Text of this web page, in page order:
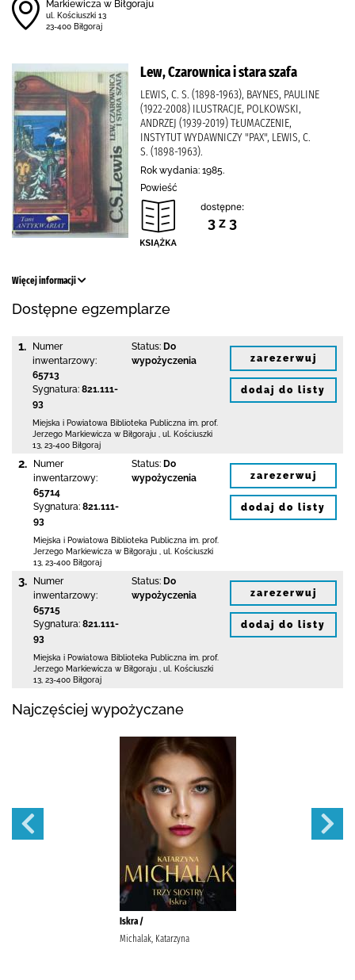
Markiewicza w Biłgoraju
ul. Kościuszki 13
23-400 Biłgoraj
Lew, Czarownica i stara szafa
LEWIS, C. S. (1898-1963), BAYNES, PAULINE
(1922-2008) ILUSTRACJE, POLKOWSKI,
ANDRZEJ (1939-2019) TŁUMACZENIE,
INSTYTUT WYDAWNICZY "PAX", LEWIS, C.
S. (1898-1963).
Rok wydania: 1985.
Powieść
dostępne:
3 z 3
Więcej informacji
Dostępne egzemplarze
1.
Numer
inwentarzowy:
65713
Sygnatura: 821.111-
93
Status: Do
wypożyczenia
Miejska i Powiatowa Biblioteka Publiczna im. prof.
Jerzego Markiewicza w Biłgoraju
ul. Kościuszki
13 23-400 Biłgoraj
zarezerwuj
dodaj do listy
2.
Numer
inwentarzowy:
65714
Sygnatura: 821.111-
93
Status: Do
wypożyczenia
Miejska i Powiatowa Biblioteka Publiczna im. prof.
Jerzego Markiewicza w Biłgoraju
ul. Kościuszki
13 23-400 Biłgoraj
zarezerwuj
dodaj do listy
3.
Numer
inwentarzowy:
65715
Sygnatura: 821.111-
93
Status: Do
wypożyczenia
Miejska i Powiatowa Biblioteka Publiczna im. prof.
Jerzego Markiewicza w Biłgoraju
ul. Kościuszki
13 23-400 Biłgoraj
zarezerwuj
dodaj do listy
Najczęściej wypożyczane
Iskra /
Michalak, Katarzyna